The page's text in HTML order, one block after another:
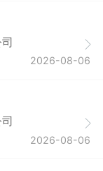
2026-08-06
2026-08-06